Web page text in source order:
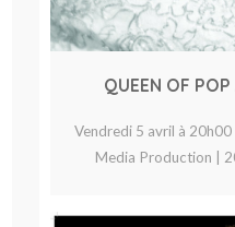
QUEEN OF
Vendredi 5 avril à
Media Production |